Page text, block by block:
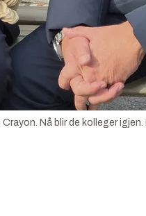
Nå blir de kolleger igjen.